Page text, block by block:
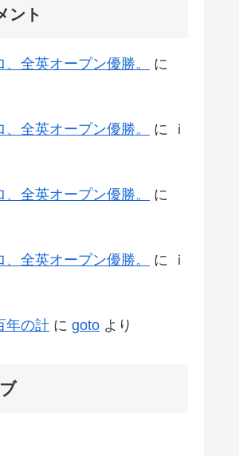
ント
全英オープン優勝。
に
全英オープン優勝。 に
ｉ
全英オープン優勝。
に
全英オープン優勝。 に
ｉ
年の計 に goto より